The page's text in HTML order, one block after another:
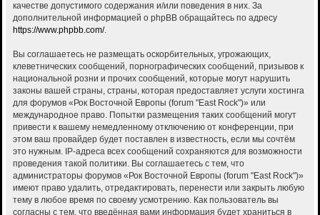
качестве допустимого содержания и/или поведения в них. За
дополнительной информацией о phpBB обращайтесь по адресу
https://www.phpbb.com/.
Вы соглашаетесь не размещать оскорбительных, угрожающих,
клеветнических сообщений, порнографических сообщений, призывов к
национальной розни и прочих сообщений, которые могут нарушить
законы вашей страны, страны, которая предоставляет услуги хостинга
для форумов «Рок Восточной Европы (forum "East Rock")» или
международное право. Попытки размещения таких сообщений могут
привести к вашему немедленному отключению от конференции, при
этом ваш провайдер будет поставлен в известность, если мы сочтём
это нужным. IP-адреса всех сообщений сохраняются для возможности
проведения такой политики. Вы соглашаетесь с тем, что
администраторы форумов «Рок Восточной Европы (forum "East Rock")»
имеют право удалить, отредактировать, перенести или закрыть любую
тему в любое время по своему усмотрению. Как пользователь вы
согласны с тем, что введённая вами информация будет храниться в